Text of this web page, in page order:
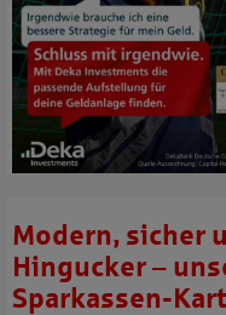
Modern, sicher
Hingucker –
Sparkassen-